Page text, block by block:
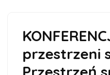
przestrzeni